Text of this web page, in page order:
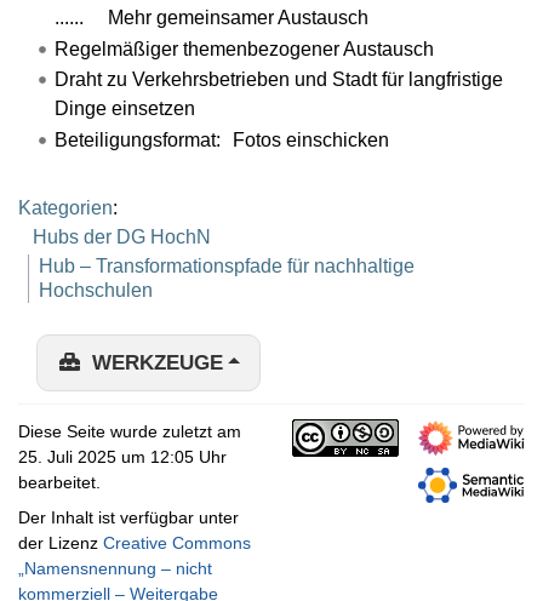
...... Mehr gemeinsamer Austausch
Regelmäßiger themenbezogener Austausch
Draht zu Verkehrsbetrieben und Stadt für langfristige
Dinge einsetzen
Beteiligungsformat: Fotos einschicken
Kategorien:
Hubs der DG HochN
Hub – Transformationspfade für nachhaltige
Hochschulen
WERKZEUGE
Diese Seite wurde zuletzt am
25. Juli 2025 um 12:05 Uhr
bearbeitet.
Der Inhalt ist verfügbar unter
der Lizenz Creative Commons
„Namensnennung – nicht
kommerziell – Weitergabe